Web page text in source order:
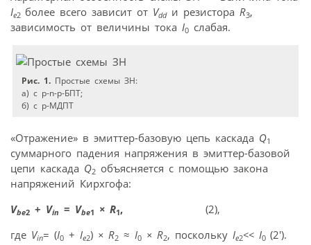
Ie2 более всего зависит от Vddи резистора R3,
зависимость от величины тока I0 слабая.
Рис. 1. Простые схемы ЗН:
a) с p-n-p-БПТ;
б) с p-МДПТ
«Отражение» в эмиттер-базовую цепь каскада Q1
суммарного падения напряжения в эмиттер-базовой
цепи каскада Q2 объясняется с помощью закона
напряжений Кирхгофа:
Vbe2 + Vin = Vbe1 × R1,
(2),
где Vin= (I0 + Ie2) × R2 ≈ I0 × R2, поскольку Ie2<< I0 (2′).